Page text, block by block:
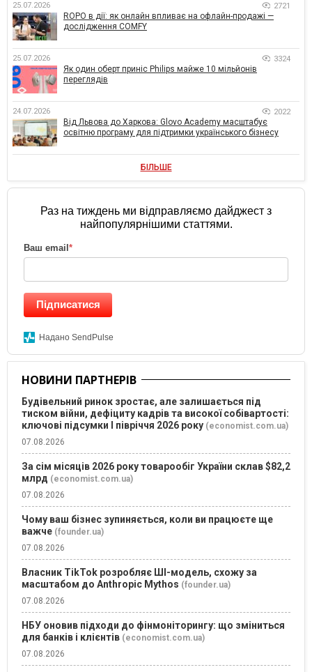
25.07.2026 2721
ROPO в дії: як онлайн впливає на офлайн-продажі —
дослідження COMFY
25.07.2026 3324
Як один оберт приніс Philips майже 10 мільйонів
переглядів
24.07.2026 2022
Від Львова до Харкова: Glovo Academy масштабує
освітню програму для підтримки українського бізнесу
БІЛЬШЕ
Раз на тиждень ми відправляємо дайджест з
найпопулярнішими статтями.
Ваш email *
Підписатися
Надано SendPulse
НОВИНИ ПАРТНЕРІВ
Будівельний ринок зростає, але залишається під
тиском війни, дефіциту кадрів та високої собівартості:
ключові підсумки І півріччя 2026 року (economist.com.ua)
07.08.2026
За сім місяців 2026 року товарообіг України склав $82,2
млрд (economist.com.ua)
07.08.2026
Чому ваш бізнес зупиняється, коли ви працюєте ще
важче (founder.ua)
07.08.2026
Власник TikTok розробляє ШІ-модель, схожу за
масштабом до Anthropic Mythos (founder.ua)
07.08.2026
НБУ оновив підходи до фінмоніторингу: що зміниться
для банків і клієнтів (economist.com.ua)
07.08.2026